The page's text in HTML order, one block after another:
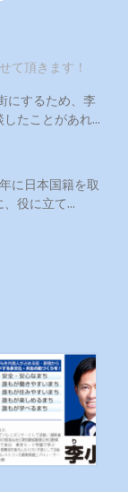
て頂きます！
にするため、李
たことがあれ...
に日本国籍を取
役に立て...